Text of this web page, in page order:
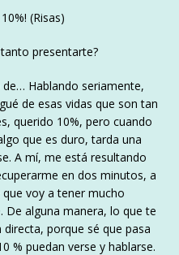
(Risas)
presentarte?
Hablando seriamente,
de esas vidas que son tan
querido 10%, pero cuando
que es duro, tarda una
A mí, me está resultando
en dos minutos, a
voy a tener mucho
alguna manera, lo que te
porque sé que pasa
% puedan verse y hablarse.